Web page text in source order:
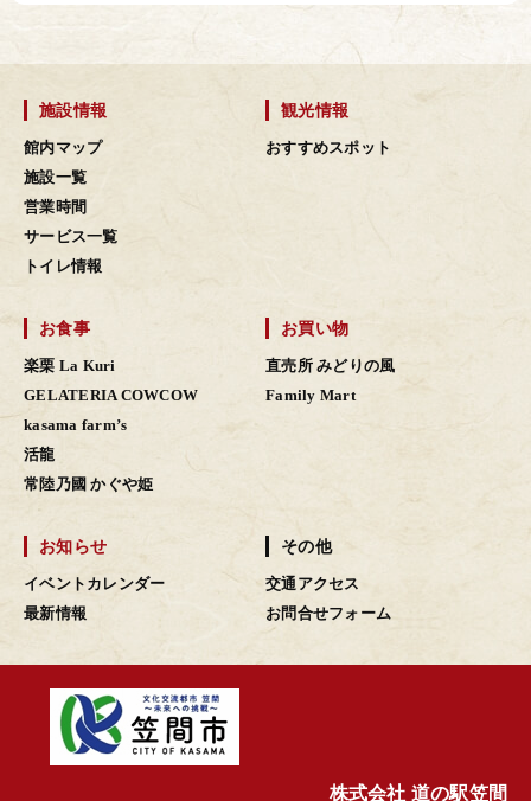
施設情報
館内マップ
施設一覧
営業時間
サービス一覧
トイレ情報
観光情報
おすすめスポット
お食事
楽栗 La Kuri
GELATERIA COWCOW
kasama farm’s
活龍
常陸乃國 かぐや姫
お買い物
直売所 みどりの風
Family Mart
お知らせ
イベントカレンダー
最新情報
その他
交通アクセス
お問合せフォーム
株式会社 道の駅笠間